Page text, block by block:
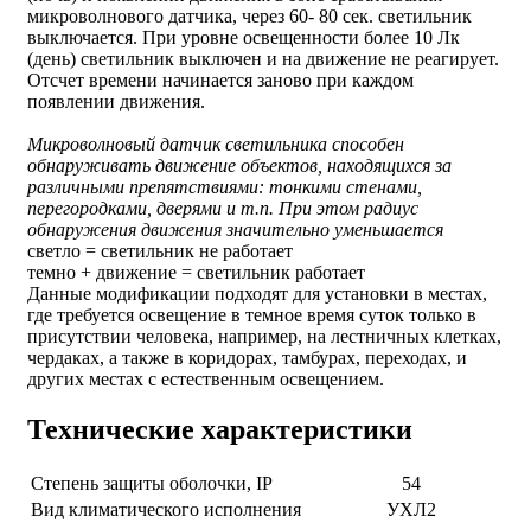
микроволнового датчика, через 60- 80 сек. светильник
выключается. При уровне освещенности более 10 Лк
(день) светильник выключен и на движение не реагирует.
Отсчет времени начинается заново при каждом
появлении движения.
Микроволновый датчик светильника способен
обнаруживать движение объектов, находящихся за
различными препятствиями: тонкими стенами,
перегородками, дверями и т.п. При этом радиус
обнаружения движения значительно уменьшается
светло = светильник не работает
темно + движение = светильник работает
Данные модификации подходят для установки в местах,
где требуется освещение в темное время суток только в
присутствии человека, например, на лестничных клетках,
чердаках, а также в коридорах, тамбурах, переходах, и
других местах с естественным освещением.
Технические характеристики
Степень защиты оболочки, IP
54
Вид климатического исполнения
УХЛ2